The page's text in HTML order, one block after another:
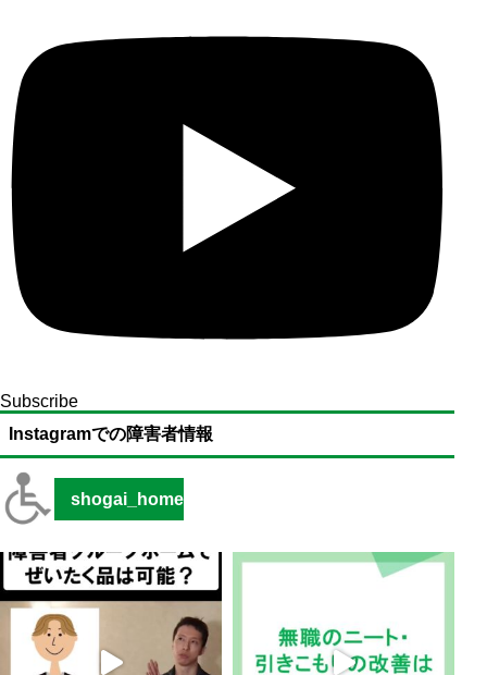
Subscribe
Instagramでの障害者情報
shogai_home